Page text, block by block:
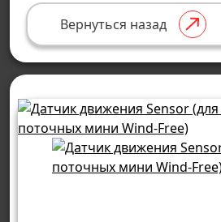
Вернуться назад